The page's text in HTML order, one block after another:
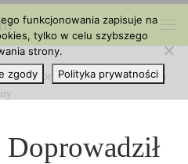
» Koronawirus Doprowadził do
funkcjonowania zapisuje na
tylko w celu szybszego
strony.
zgody Polityka prywatności